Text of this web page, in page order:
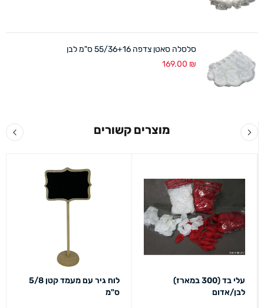
סלסלה סאטן צדפה 55/36+16 ס"מ לבן
169.00 ₪
מוצרים קשורים
עלי בד (300 במארז)
לבן/אדום
לוח גיר עם מעמד קטן 5/8
ס"מ